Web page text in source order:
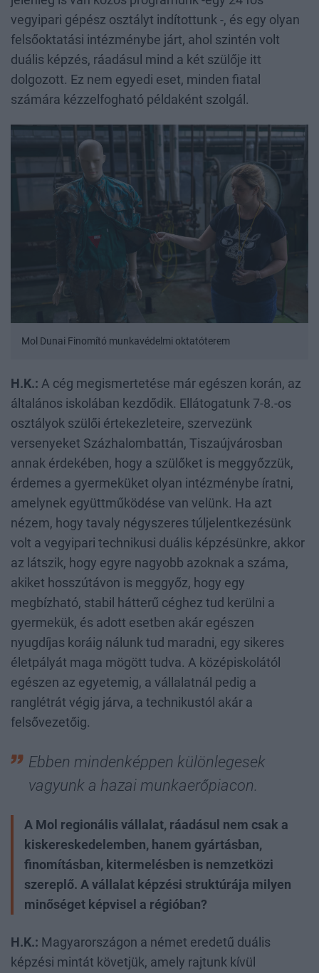
vegyipari gépész osztályt indítottunk -, és egy olyan
felsőoktatási intézménybe járt, ahol szintén volt
duális képzés, ráadásul mind a két szülője itt
dolgozott. Ez nem egyedi eset, minden fiatal
számára kézzelfogható példaként szolgál.
Mol Dunai Finomító munkavédelmi oktatóterem
H.K.: A cég megismertetése már egészen korán, az
általános iskolában kezdődik. Ellátogatunk 7-8.-os
osztályok szülői értekezleteire, szervezünk
versenyeket Százhalombattán, Tiszaújvárosban
annak érdekében, hogy a szülőket is meggyőzzük,
érdemes a gyermeküket olyan intézménybe íratni,
amelynek együttműködése van velünk. Ha azt
nézem, hogy tavaly négyszeres túljelentkezésünk
volt a vegyipari technikusi duális képzésünkre, akkor
az látszik, hogy egyre nagyobb azoknak a száma,
akiket hosszútávon is meggyőz, hogy egy
megbízható, stabil hátterű céghez tud kerülni a
gyermekük, és adott esetben akár egészen
nyugdíjas koráig nálunk tud maradni, egy sikeres
életpályát maga mögött tudva. A középiskolától
egészen az egyetemig, a vállalatnál pedig a
ranglétrát végig járva, a technikustól akár a
felsővezetőig.
Ebben mindenképpen különlegesek
vagyunk a hazai munkaerőpiacon.
A Mol regionális vállalat, ráadásul nem csak a
kiskereskedelemben, hanem gyártásban,
finomításban, kitermelésben is nemzetközi
szereplő. A vállalat képzési struktúrája milyen
minőséget képvisel a régióban?
H.K.: Magyarországon a német eredetű duális
képzési mintát követjük, amely rajtunk kívül